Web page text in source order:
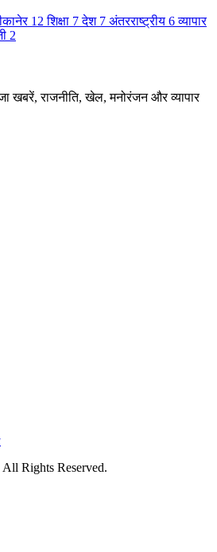
12 शिक्षा 7 देश 7 अंतरराष्ट्रीय 6 व्यापार
2
खबरें, राजनीति, खेल, मनोरंजन और व्यापार
Rights Reserved.